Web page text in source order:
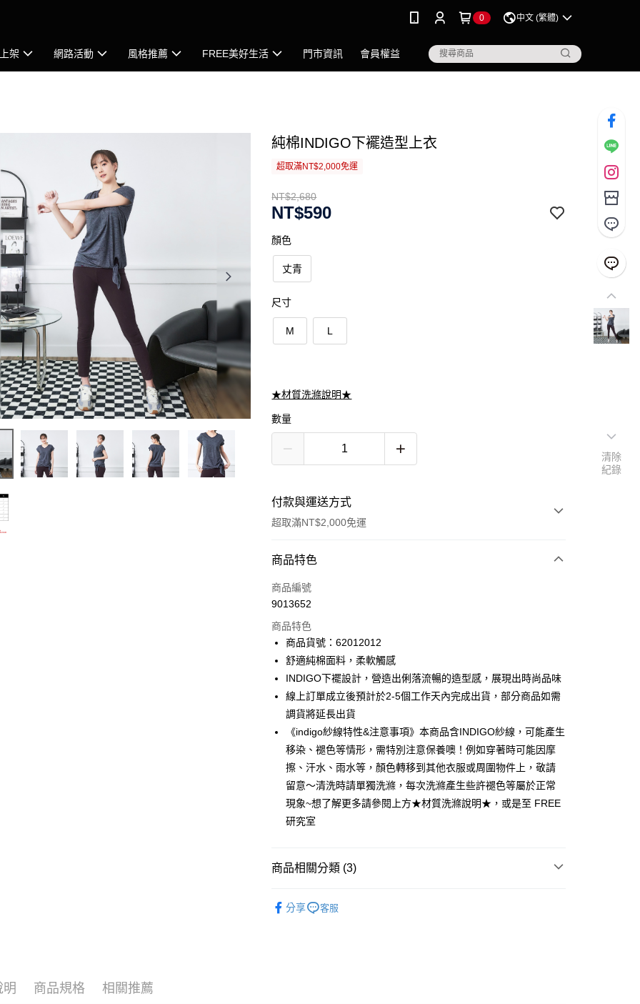
0 中文 (繁體)
架 網路活動 風格推薦 FREE美好生活 門市資訊 會員權益
純棉INDIGO下襬造型上衣
超取滿NT$2,000免運
NT$2,680
NT$590
顏色
丈青
尺寸
M L
★材質洗滌說明★
數量
付款與運送方式
超取滿NT$2,000免運
付款方式
信用卡一次付款
3 期 0 利率 每期
合作金庫商業銀行
華南商業銀行
彰化商業銀行
國泰世華商業銀行
兆豐國際商業銀行
臺灣中小企業銀行
匯豐（台灣）商業銀行
華泰商業銀行
聯邦商業銀行
遠東國際商業銀行
元大商業銀行
永豐商業銀行
台新國際商業銀行
中國信託商業銀行
台灣樂天信用卡公司
6 期 0 利率 每期NT$98
合作金庫商業銀行
第一商業銀行
華南商業銀行
彰化商業銀行
上海商業儲蓄銀行
臺灣中小企業銀行
台中商業銀行
匯豐（台灣）商業銀行
華泰商業銀行
聯邦商業銀行
遠東國際商業銀行
元大商業銀行
永豐商業銀行
玉山商業銀行
星展（台灣）商業銀行
台灣樂天信用卡公司
12 期 0 利率 每期NT$49 21家銀行
合作金庫商業銀行
第一商業銀行
華南商業銀行
上海商業儲蓄銀行
台北富邦商業銀行
國泰世華商業銀行
兆豐國際商業銀行
匯豐（台灣）商業銀行
華泰商業銀行
聯邦商業銀行
遠東國際商業銀行
元大商業銀行
永豐商業銀行
玉山商業銀行
超商取貨付款
LINE Pay
Apple Pay
街口支付
悠遊付
全盈+PAY
相關說明
商品特色
商品編號
9013652
商品特色
商品貨號：62012012
舒適純棉面料，柔軟觸感
INDIGO下襬設計，營造出俐落流暢的造型感，展現出時尚品味
線上訂單成立後預計於2-5個工作天內完成出貨，部分商品如需
調貨將延長出貨
《indigo紗線特性&注意事項》本商品含INDIGO紗線，可能產生
移染、褪色等情形，需特別注意保養噢！例如穿著時可能因摩
擦、汗水、雨水等，顏色轉移到其他衣服或周圍物件上，敬請
留意～清洗時請單獨洗滌，每次洗滌產生些許褪色等屬於正常
現象~想了解更多請參閱上方★材質洗滌說明★，或是至 FREE
研究室
商品相關分類 (3)
分享 客服
明 商品規格 相關推薦
清除
紀錄